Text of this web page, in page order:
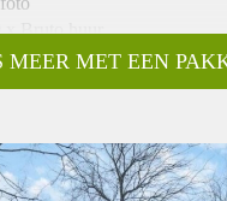
x Bruto huur
Ja
Afhankelijk van de
Nee
MEER MET EEN